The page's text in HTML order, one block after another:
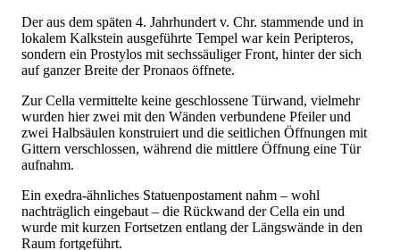
Der aus dem späten 4. Jahrhundert v. Chr. stammende und in
lokalem Kalkstein ausgeführte Tempel war kein Peripteros,
sondern ein Prostylos mit sechssäuliger Front, hinter der sich
auf ganzer Breite der Pronaos öffnete.
Zur Cella vermittelte keine geschlossene Türwand, vielmehr
wurden hier zwei mit den Wänden verbundene Pfeiler und
zwei Halbsäulen konstruiert und die seitlichen Öffnungen mit
Gittern verschlossen, während die mittlere Öffnung eine Tür
aufnahm.
Ein exedra-ähnliches Statuenpostament nahm – wohl
nachträglich eingebaut – die Rückwand der Cella ein und
wurde mit kurzen Fortsetzen entlang der Längswände in den
Raum fortgeführt.